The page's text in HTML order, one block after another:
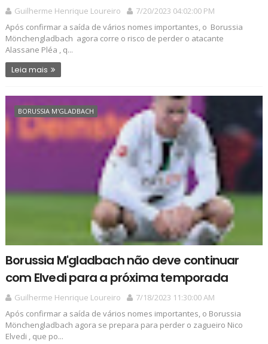
Guilherme Henrique Loureiro
7/20/2023 04:02:00 PM
Após confirmar a saída de vários nomes importantes, o Borussia
Mönchengladbach agora corre o risco de perder o atacante
Alassane Pléa , q...
Leia mais
BORUSSIA M'GLADBACH
Borussia M'gladbach não deve continuar
com Elvedi para a próxima temporada
Guilherme Henrique Loureiro
7/18/2023 11:30:00 AM
Após confirmar a saída de vários nomes importantes, o Borussia
Mönchengladbach agora se prepara para perder o zagueiro Nico
Elvedi , que po...